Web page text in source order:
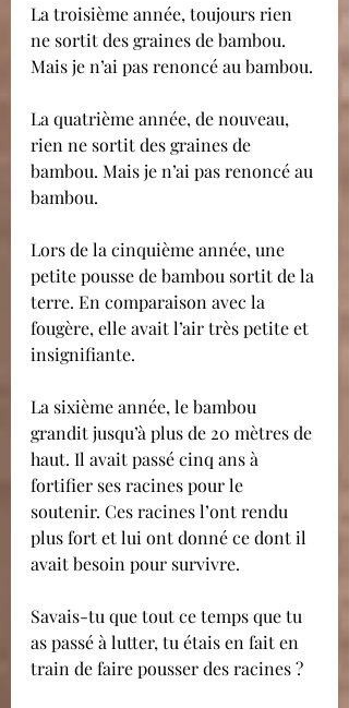
La troisième année, toujours rien
ne sortit des graines de bambou.
Mais je n’ai pas renoncé au bambou.
La quatrième année, de nouveau,
rien ne sortit des graines de
bambou. Mais je n’ai pas renoncé au
bambou.
Lors de la cinquième année, une
petite pousse de bambou sortit de la
terre. En comparaison avec la
fougère, elle avait l’air très petite et
insignifiante.
La sixième année, le bambou
grandit jusqu’à plus de 20 mètres de
haut. Il avait passé cinq ans à
fortifier ses racines pour le
soutenir. Ces racines l’ont rendu
plus fort et lui ont donné ce dont il
avait besoin pour survivre.
Savais-tu que tout ce temps que tu
as passé à lutter, tu étais en fait en
train de faire pousser des racines ?